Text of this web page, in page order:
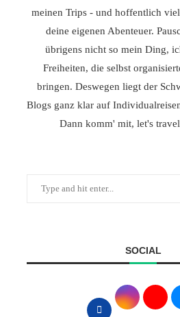
meinen Trips - und hoffentlich
deine eigenen Abenteuer.
übrigens nicht so mein Ding,
Freiheiten, die selbst
bringen. Deswegen liegt der
Blogs ganz klar auf
Dann komm' mit, let's
SOCIAL